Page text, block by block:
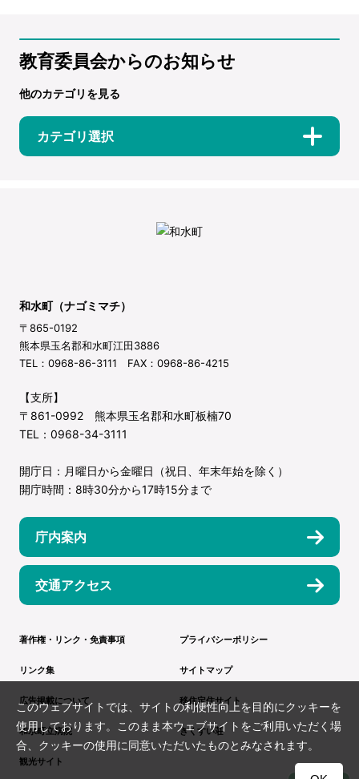
教育委員会からのお知らせ
他のカテゴリを見る
カテゴリ選択
和水町（ナゴミマチ）
〒865-0192
熊本県玉名郡和水町江田3886
TEL：0968-86-3111 FAX：0968-86-4215
【支所】
〒861-0992 熊本県玉名郡和水町板楠70
TEL：0968-34-3111
開庁日：月曜日から金曜日（祝日、年末年始を除く）
開庁時間：8時30分から17時15分まで
庁内案内
交通アクセス
著作権・リンク・免責事項 プライバシーポリシー
リンク集 サイトマップ
広告掲載について 移住定住サイト
和水町立病院 きくすい荘
観光サイト
このウェブサイトでは、サイトの利便性向上を目的にクッキーを
使用しております。このまま本ウェブサイトをご利用いただく場
合、クッキーの使用に同意いただいたものとみなされます。